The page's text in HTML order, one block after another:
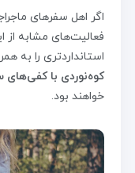
اگر اهل سفرهای
فعالیت‌های مشابه
استانداردتری را به
کوه‌نوردی با
خواهند بود.